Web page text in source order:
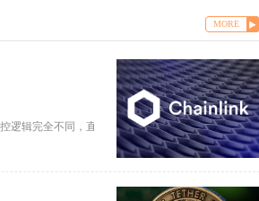
MORE
逻辑完全不同，直接照搬股票技术交易体系到币圈极